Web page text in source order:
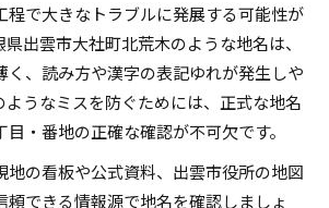
程で大きなトラブルに発展する可能性が
出雲市大社町北荒木のような地名は、
く、読み方や漢字の表記ゆれが発生しや
ようなミスを防ぐためには、正式な地名
・番地の正確な確認が不可欠です。
地の看板や公式資料、出雲市役所の地図
頼できる情報源で地名を確認しましょ